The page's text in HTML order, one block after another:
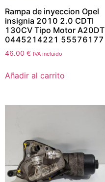
Rampa de inyeccion Opel
insignia 2010 2.0 CDTI
130CV Tipo Motor A20DT
0445214221 55576177
46.00 € IVA incluido
Añadir al carrito